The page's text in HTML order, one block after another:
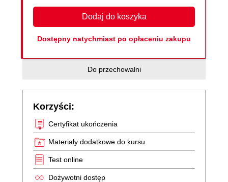
Dodaj do koszyka
Dostępny natychmiast po opłaceniu zakupu
Do przechowalni
Korzyści:
Certyfikat ukończenia
Materiały dodatkowe do kursu
Test online
Dożywotni dostęp